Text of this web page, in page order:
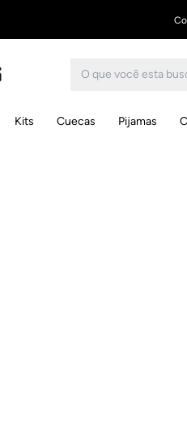
Kits Cuecas Pijamas